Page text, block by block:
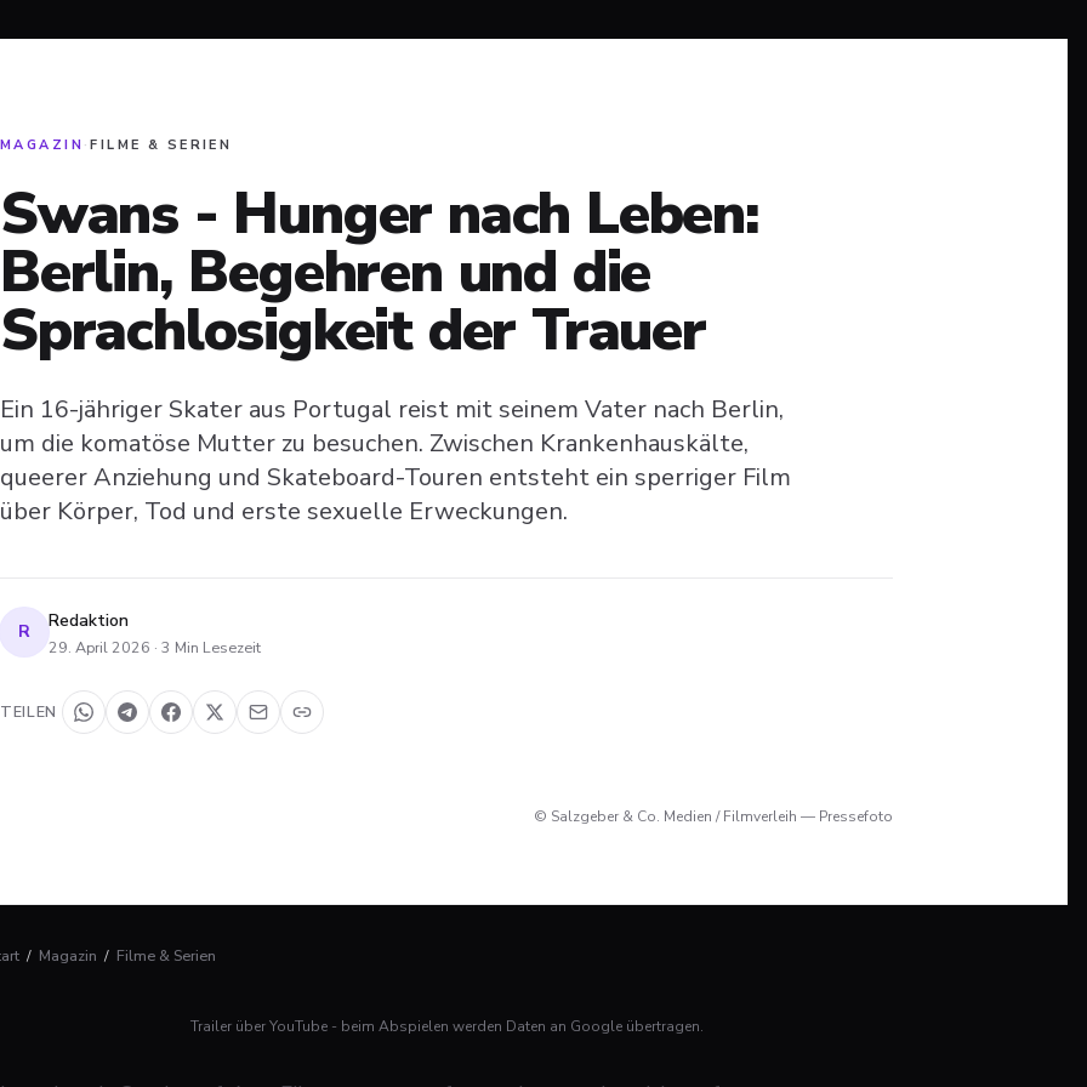
MAGAZIN ·FILME & SERIEN
Swans - Hunger nach Leben:
Berlin, Begehren und die
Sprachlosigkeit der Trauer
Ein 16-jähriger Skater aus Portugal reist mit seinem Vater nach Berlin,
um die komatöse Mutter zu besuchen. Zwischen Krankenhauskälte,
queerer Anziehung und Skateboard-Touren entsteht ein sperriger Film
über Körper, Tod und erste sexuelle Erweckungen.
R Redaktion
29. April 2026 · 3 Min Lesezeit
TEILEN
© Salzgeber & Co. Medien / Filmverleih — Pressefoto
/ Magazin / Filme & Serien
Trailer über YouTube - beim Abspielen werden Daten an Google übertragen.